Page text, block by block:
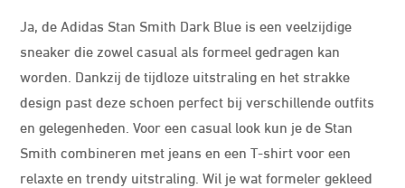
Ja, de Adidas Stan Smith Dark Blue is een veelzijdige
sneaker die zowel casual als formeel gedragen kan
worden. Dankzij de tijdloze uitstraling en het strakke
design past deze schoen perfect bij verschillende outfits
en gelegenheden. Voor een casual look kun je de Stan
Smith combineren met jeans en een T-shirt voor een
relaxte en trendy uitstraling. Wil je wat formeler gekleed